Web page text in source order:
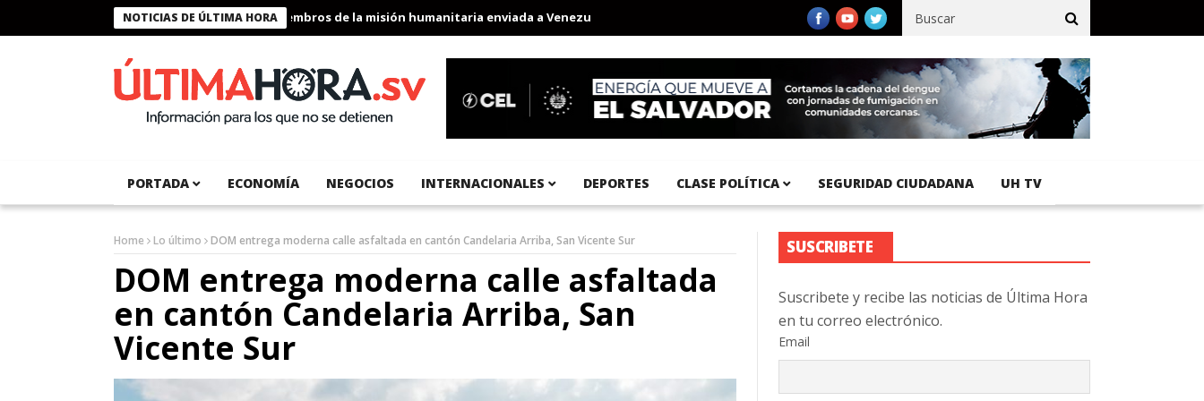
NOTICIAS DE ÚLTIMA HORA
Presidente Bukele condecora a miembros de la misión humanitaria enviada a Venezuela Aeropuerto Internacional del Pacífico registra 92 % de avance en obras de terracería
PORTADA ECONOMÍA NEGOCIOS INTERNACIONALES DEPORTES CLASE POLÍTICA SEGURIDAD CIUDADANA UH TV
Home Lo último DOM entrega moderna calle asfaltada en cantón Candelaria Arriba, San Vicente Sur
DOM entrega moderna calle asfaltada
en cantón Candelaria Arriba, San
Vicente Sur
SUSCRIBETE
Suscribete y recibe las noticias de Última Hora
en tu correo electrónico.
Email